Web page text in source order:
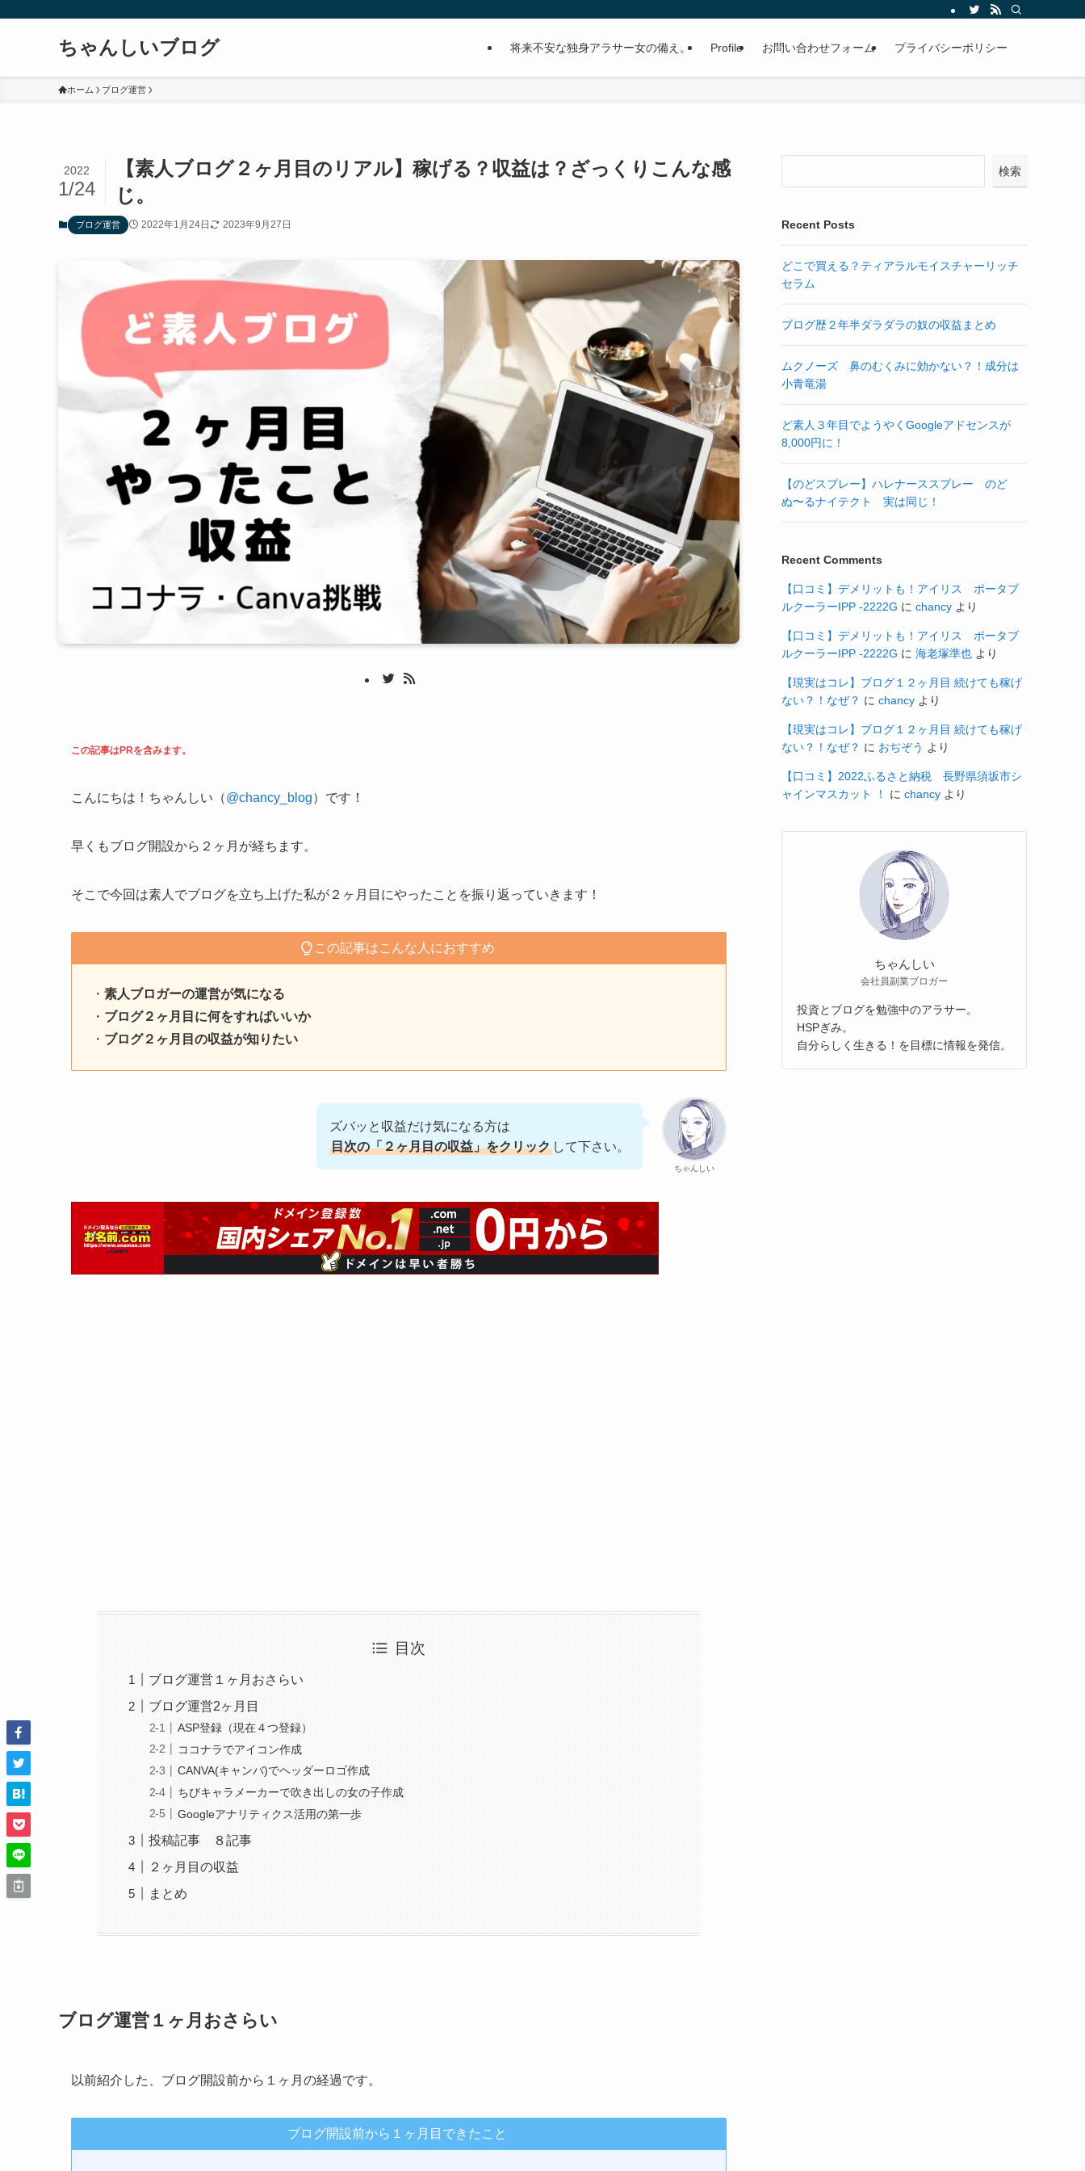
ちゃんしいブログ 将来不安な独身アラサー女の備え。 Profile お問い合わせフォーム プライバシーポリシー
ホーム ブログ運営
【素人ブログ２ヶ月目のリアル】稼げる？収益は？ざっくりこんな感
じ。
2022
1/24
ブログ運営 2022年1月24日 2023年9月27日
この記事はPRを含みます。
こんにちは！ちゃんしい（@chancy_blog）です！
早くもブログ開設から２ヶ月が経ちます。
そこで今回は素人でブログを立ち上げた私が２ヶ月目にやったことを振り返っていきます！
この記事はこんな人におすすめ
・ 素人ブロガーの運営が気になる
・ ブログ２ヶ月目に何をすればいいか
・ ブログ２ヶ月目の収益が知りたい
ちゃんしい
ズバッと収益だけ気になる方は
目次の「２ヶ月目の収益」をクリック して下さい。
目次
ブログ運営１ヶ月おさらい
ブログ運営2ヶ月目
ASP登録（現在４つ登録）
ココナラでアイコン作成
CANVA(キャンバ)でヘッダーロゴ作成
ちびキャラメーカーで吹き出しの女の子作成
Googleアナリティクス活用の第一歩
投稿記事 ８記事
２ヶ月目の収益
まとめ
ブログ運営１ヶ月おさらい
以前紹介した、ブログ開設前から１ヶ月の経過です。
ブログ開設前から１ヶ月目できたこと
検索
Recent Posts
どこで買える？ティアラルモイスチャーリッチ
セラム
ブログ歴２年半ダラダラの奴の収益まとめ
ムクノーズ 鼻のむくみに効かない？！成分は
小青竜湯
ど素人３年目でようやくGoogleアドセンスが
8,000円に！
【のどスプレー】ハレナーススプレー のど
ぬ〜るナイテクト 実は同じ！
Recent Comments
【口コミ】デメリットも！アイリス ポータブ
ルクーラーIPP -2222G に chancy より
【口コミ】デメリットも！アイリス ポータブ
ルクーラーIPP -2222G に 海老塚準也 より
【現実はコレ】ブログ１２ヶ月目 続けても稼げ
ない？！なぜ？ に chancy より
【現実はコレ】ブログ１２ヶ月目 続けても稼げ
ない？！なぜ？ に おぢぞう より
【口コミ】2022ふるさと納税 長野県須坂市シ
ャインマスカット ！
に chancy より
ちゃんしい
会社員副業ブロガー
投資とブログを勉強中のアラサー。
HSPぎみ。
自分らしく生きる！を目標に情報を発信。